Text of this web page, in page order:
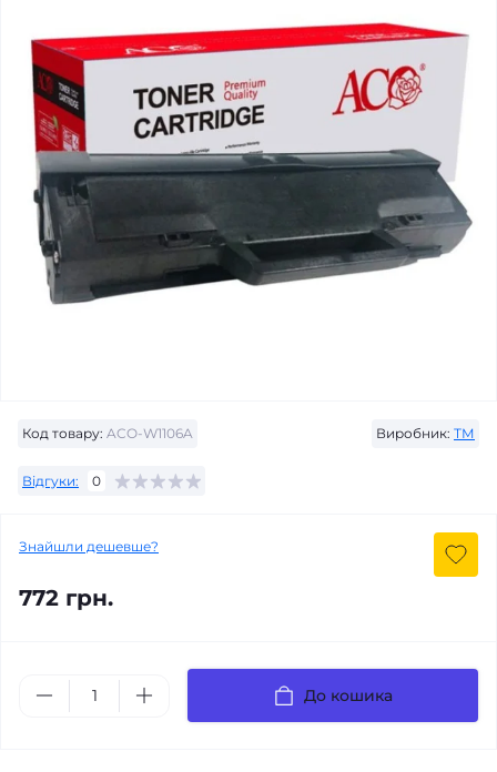
Код товару: ACO-W1106A Виробник: ТМ
Відгуки: 0
Знайшли дешевше?
772 грн.
До кошика